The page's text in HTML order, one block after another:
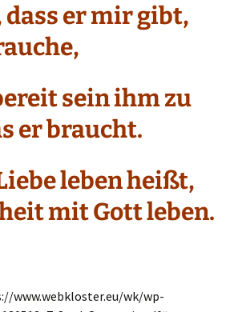
er mir gibt,
sein ihm zu
er braucht.
leben heißt,
mit Gott leben.
www.webkloster.eu/wk/wp-